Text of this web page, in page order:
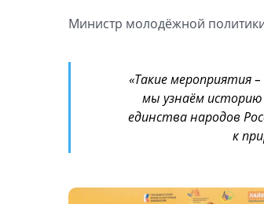
Министр молодёжной
«Такие мероприятия
мы узнаём историю
единства народов
к